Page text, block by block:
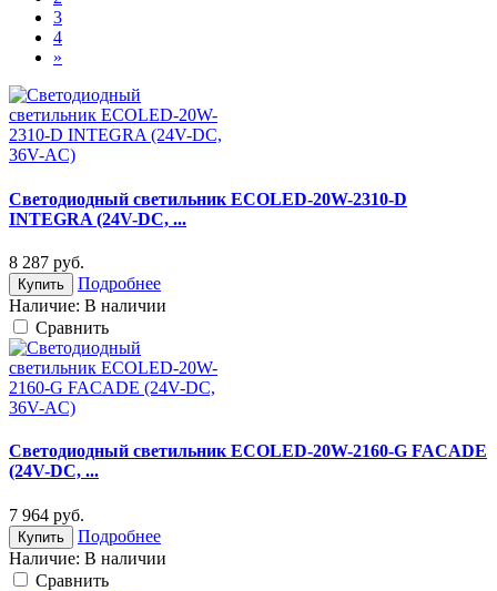
3
4
»
Светодиодный светильник ECOLED-20W-2310-D
INTEGRA (24V-DC, ...
8 287 руб.
Купить
Подробнее
Наличие: В наличии
Cравнить
Светодиодный светильник ECOLED-20W-2160-G FACADE
(24V-DC, ...
7 964 руб.
Купить
Подробнее
Наличие: В наличии
Cравнить